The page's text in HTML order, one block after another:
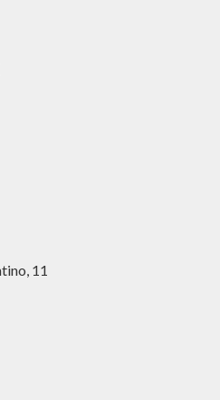
11